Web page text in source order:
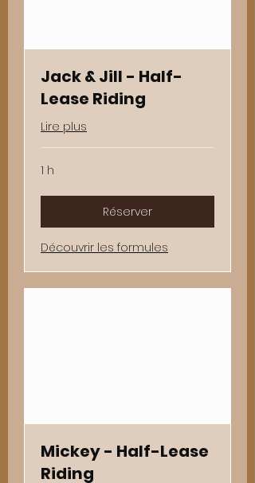
Jack & Jill - Half-
Lease Riding
Lire plus
1 h
Réserver
Découvrir les formules
Mickey - Half-Lease
Riding